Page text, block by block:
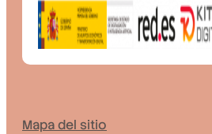
Mapa del sitio